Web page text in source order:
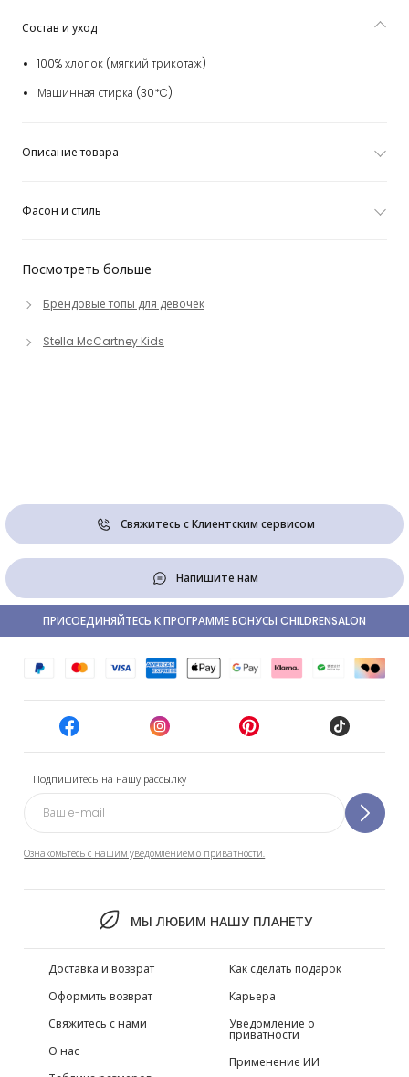
Посмотреть больше
Брендовые топы для девочек
Stella McCartney Kids
Состав и уход
100% хлопок (мягкий трикотаж)
Машинная стирка (30*C)
Описание товара
Фасон и стиль
Свяжитесь с Клиентским сервисом
Напишите нам
Подпишитесь на нашу рассылку
Ознакомьтесь с нашим уведомлением о приватности.
МЫ ЛЮБИМ НАШУ ПЛАНЕТУ
ПРИСОЕДИНЯЙТЕСЬ К ПРОГРАММЕ БОНУСЫ CHILDRENSALON
Доставка и возврат
Оформить возврат
Свяжитесь с нами
О нас
Как сделать подарок
Карьера
Уведомление о
приватности
Применение ИИ